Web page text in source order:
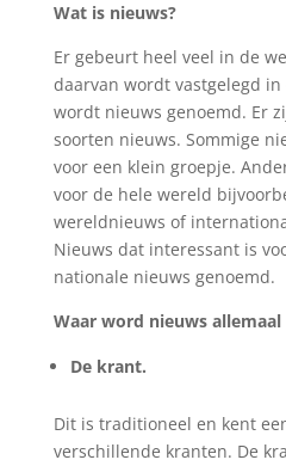
Wat is nieuws?
Er gebeurt heel veel in de
daarvan wordt vastgelegd in
wordt nieuws genoemd. Er
soorten nieuws. Sommige
voor een klein groepje.
voor de hele wereld
wereldnieuws of
Nieuws dat interessant is
nationale nieuws genoemd.
Waar word nieuws
De krant.
Dit is traditioneel en kent
verschillende kranten. De